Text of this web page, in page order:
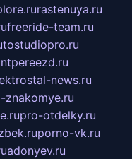
rastenuya.ru
freeride-team.ru
news.ru
znakomye.ru
pro-otdelky.ru
porno-vk.ru
adonyev.ru